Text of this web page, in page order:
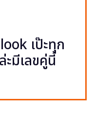
เป๊ะทุก
มีเลขคู่นี้